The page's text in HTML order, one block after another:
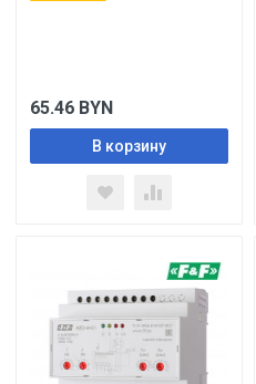
65.46 BYN
В корзину